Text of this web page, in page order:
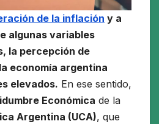
de la inflación y a
algunas variables
la percepción de
economía argentina
elevados. En ese sentido,
Económica de la
Argentina (UCA), que